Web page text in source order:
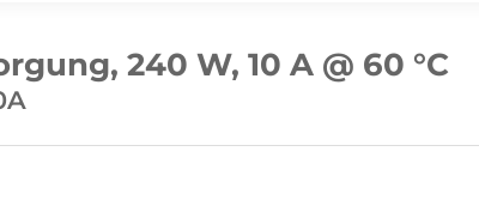
240 W, 10 A @ 60 °C